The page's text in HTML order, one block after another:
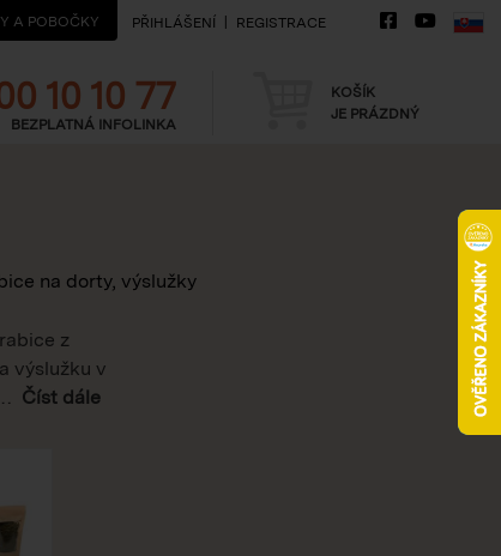
A POBOČKY PŘIHLÁŠENÍ REGISTRACE
10 10 77
BEZPLATNÁ INFOLINKA Košík
KOŠÍK
JE PRÁZDNÝ
na dorty, výslužky
z
výslužku v
Číst dále